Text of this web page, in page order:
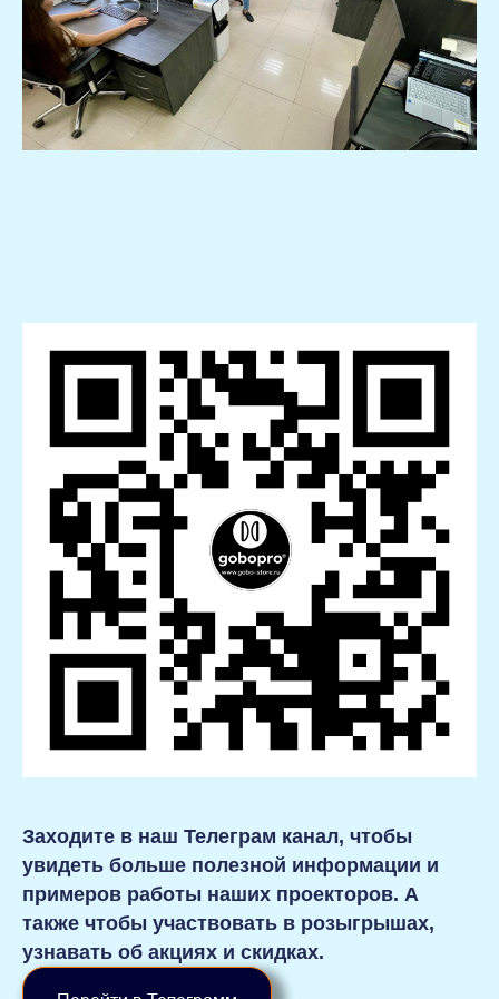
Заходите в наш Телеграм канал, чтобы
увидеть больше полезной информации и
примеров работы наших проекторов. А
также чтобы участвовать в розыгрышах,
узнавать об акциях и скидках.